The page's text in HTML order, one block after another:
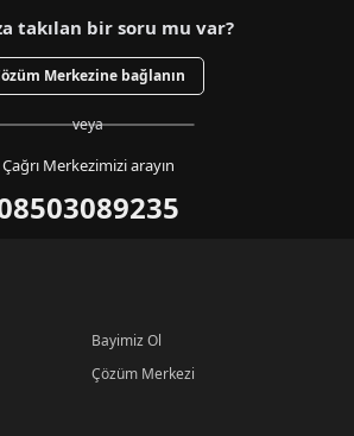
takılan bir soru mu var?
Merkezine bağlanın
veya
Çağrı Merkezimizi arayın
Bayimiz Ol
Çözüm Merkezi